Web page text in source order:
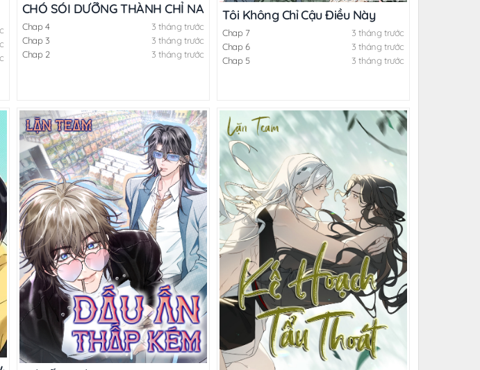
CHÓ SÓI DƯỠNG THÀNH CHỈ NAM
Chap 4
3 tháng trước
Chap 3
3 tháng trước
Chap 2
3 tháng trước
Tôi Không Chỉ Cậu Điều Này
Chap 7
3 tháng trước
Chap 6
3 tháng trước
Chap 5
3 tháng trước